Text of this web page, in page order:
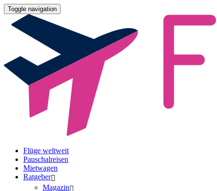
Toggle navigation
Flüge weltweit
Pauschalreisen
Mietwagen
Ratgeber
Magazin